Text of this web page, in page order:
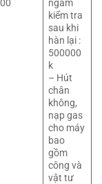
00
ngâm
kiểm tra
sau khi
hàn lại :
500000
k
– Hút
chân
không,
nạp gas
cho máy
bao
gồm
công và
vật tư